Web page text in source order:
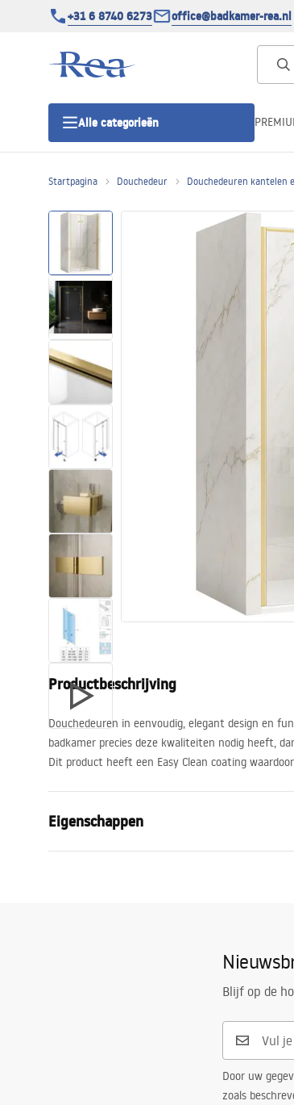
+31 6 8740 6273 office@badkamer-rea.nl
Alle categorieën
Douchedeur
Douchebakken
Lineaire Douchegoten
Toiletten
Wastafels
Baden en badwanden
Kranen
Keuken
Badkameraccessoires
Startpagina Douchedeur Douchedeuren kantelen
Productbeschrijving
Douchedeuren in eenvoudig, elegant design en
badkamer precies deze kwaliteiten nodig heeft,
Dit product heeft een Easy Clean coating
Eigenschappen
Blijf op de
Door uw
zoals